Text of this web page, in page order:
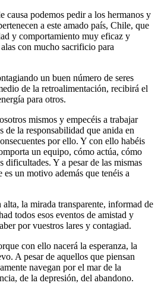
causa podemos pedir a los hermanos y
a este amado país, Chile, que
y comportamiento muy eficaz y
con mucho sacrificio para
un buen número de seres
de la retroalimentación, recibirá el
para otros.
mismos y empecéis a trabajar
de la responsabilidad que anida en
por ello. Y con ello habéis
un equipo, cómo actúa, cómo
dificultades. Y a pesar de las mismas
un motivo además que tenéis a
la mirada transparente, informad de
todos esos eventos de amistad y
por vuestros lares y contagiad.
con ello nacerá la esperanza, la
A pesar de aquellos que piensan
navegan por el mar de la
de la depresión, del abandono.